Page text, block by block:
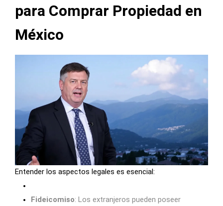
para Comprar Propiedad en
México
Entender los aspectos legales es esencial:
Fideicomiso: Los extranjeros pueden poseer